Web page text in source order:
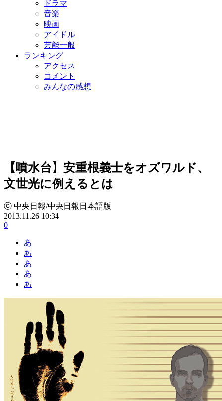
ドラマ
音楽
映画
アイドル
芸能一般
ランキング
アクセス
コメント
みんなの感想
【噴水台】安重根義士をオズワルド、
文世光に例えるとは
ⓒ 中央日報/中央日報日本語版
2013.11.26 10:34
0
あ
あ
あ
あ
あ